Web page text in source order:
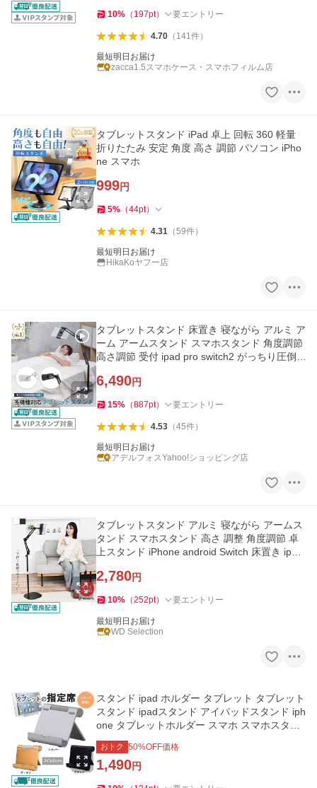
10% （ 197pt） 要エントリー
4.70（ 141件）
最短明日お届け
zacca1.5スマホケース・スマホフィルム店
タブレットスタンド iPad 卓上 回転 360 軽量
折りたたみ 安定 角度 高さ 調節 パソコン iPho
ne スマホ
999円
5% （44pt）
4.31（59件）
最短明日お届け
HikaKoヤフー店
タブレットスタンド 床置き 寝ながら アルミ ア
ーム アームスタンド スマホスタンド 角度調節
高さ調節 受付 ipad pro switch2 がっちり圧倒
6,490円
15% （887pt） 要エントリー
4.53（45件）
最短明日お届け
アデルフォスYahoo!ショッピング店
タブレットスタンド アルミ 寝ながら アームス
タンド スマホスタンド 高さ 調整 角度調節 卓
上スタンド iPhone android Switch 床置き ipad
2,780円
10% （252pt） 要エントリー
最短明日お届け
WD Selection
スタンド ipad ホルダー タブレット タブレット
スタンド ipadスタンド アイパッドスタンド iph
one タブレットホルダー スマホ スマホスタン
ド アルミ製
おトク 50%OFF価格
1,490円